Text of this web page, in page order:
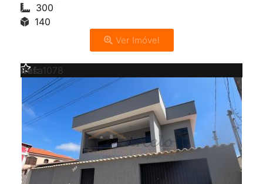
300
140
Ver Imóvel
Venda
Casa
Ref:1078